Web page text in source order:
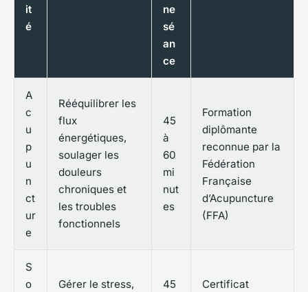
it
é
ne
sé
an
ce
A
c
u
p
u
n
ct
ur
e
Rééquilibrer les
flux
énergétiques,
soulager les
douleurs
chroniques et
les troubles
fonctionnels
45
à
60
mi
nut
es
Formation
diplômante
reconnue par la
Fédération
Française
d’Acupuncture
(FFA)
S
o
Gérer le stress,
45
Certificat